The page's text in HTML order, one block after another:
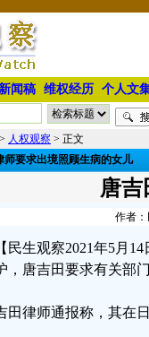
新闻稿 维权经历 个人文
> 人权观察 > 正文
师要求出境照顾生病的女儿
唐
作者：
【民生观察2021年5月
，唐吉田要求有关部
田律师通报称，其在